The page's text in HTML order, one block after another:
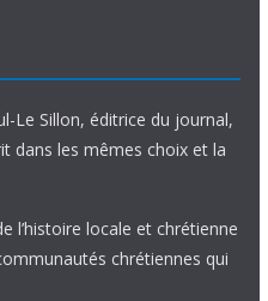
Le Sillon, éditrice du journal,
dans les mêmes choix et la
l’histoire locale et chrétienne
chrétiennes qui